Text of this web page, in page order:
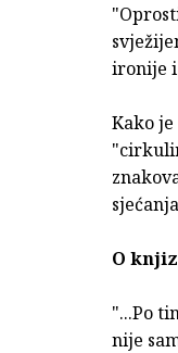
ironije
Kako
O
"...Po
nije